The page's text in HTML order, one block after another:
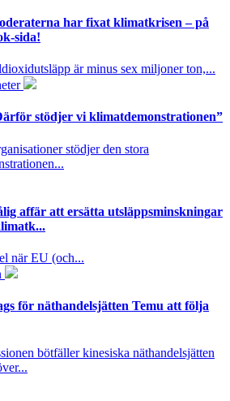
har fixat klimatkrisen – på
sida!
är minus sex miljoner ton,...
stödjer vi klimatdemonstrationen”
stödjer den stora
affär att ersätta utsläppsminskningar
när EU (och...
för näthandelsjätten Temu att följa
bötfäller kinesiska näthandelsjätten